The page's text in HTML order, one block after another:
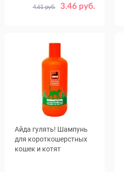
3.46 руб.
4.61 руб.
Айда гулять! Шампунь
для короткошерстных
кошек и котят